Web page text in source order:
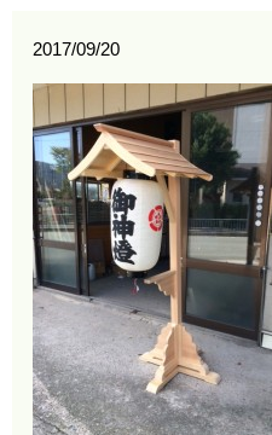
2017/09/20